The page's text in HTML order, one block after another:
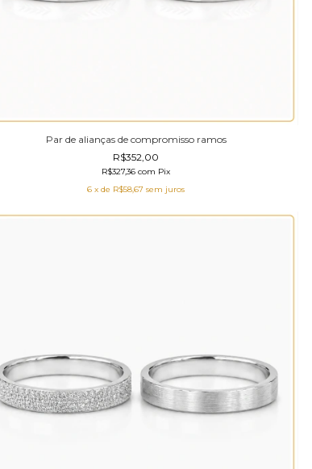
Par de alianças de compromisso ramos
R$352,00
R$327,36com Pix
6 x de R$58,67 sem juros